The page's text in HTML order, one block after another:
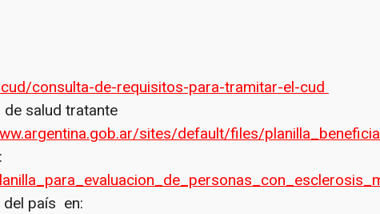
consulta-de-requisitos-para-tramitar-el-cud
de salud tratante
sites/default/files/
del país en: